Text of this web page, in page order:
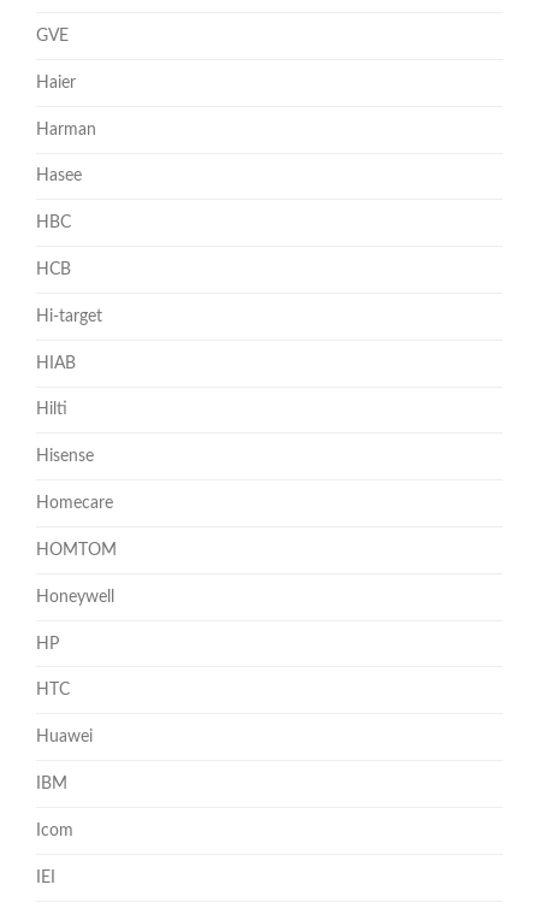
GVE
Haier
Harman
Hasee
HBC
HCB
Hi-target
HIAB
Hilti
Hisense
Homecare
HOMTOM
Honeywell
HP
HTC
Huawei
IBM
Icom
IEI